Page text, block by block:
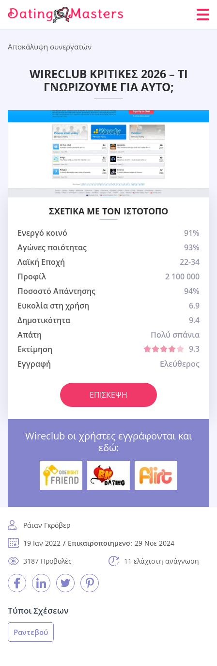
Αποκάλυψη συνεργατών
WIRECLUB ΚΡΙΤΙΚΈΣ 2026 – ΤΙ
ΓΝΩΡΊΖΟΥΜΕ ΓΙΑ ΑΥΤΌ;
ΣΧΕΤΙΚΆ ΜΕ ΤΟΝ ΙΣΤΌΤΟΠΟ
Ενεργό κοινό
91%
Αγώνες ποιότητας
93%
Λαϊκή Εποχή
22-34
Προφίλ
2 100 000
Ποσοστό Απάντησης
94%
Ευκολία στη χρήση
6.9
Δημοτικότητα
9.4
Απάτη
Πολύ σπάνια
Εκτίμηση
9.3
Εγγραφή
Ελεύθερος
ΕΠΊΣΚΕΨΗ
Wireclub οι χρήστες εγγράφονται και
εδώ:
Ράιαν Γκρόβερ
19 Ιαν 2022
Επικαιροποιημενο: 29 Νοε 2024
3187 Προβολές
11 ελάχιστη ανάγνωση
Τύποι Σχέσεων
Ραντεβού